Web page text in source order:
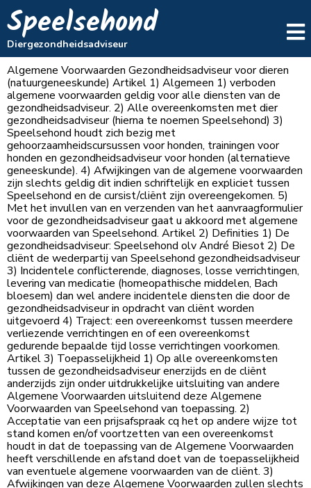
Speelsehond
Diergezondheidsadviseur
Algemene Voorwaarden Gezondheidsadviseur voor dieren
(natuurgeneeskunde) Artikel 1) Algemeen 1) verboden
algemene voorwaarden geldig voor alle diensten van de
gezondheidsadviseur. 2) Alle overeenkomsten met dier
gezondheidsadviseur (hierna te noemen Speelsehond) 3)
Speelsehond houdt zich bezig met
gehoorzaamheidscursussen voor honden, trainingen voor
honden en gezondheidsadviseur voor honden (alternatieve
geneeskunde). 4) Afwijkingen van de algemene voorwaarden
zijn slechts geldig dit indien schriftelijk en expliciet tussen
Speelsehond en de cursist/cliënt zijn overeengekomen. 5)
Met het invullen van en verzenden van het aanvraagformulier
voor de gezondheidsadviseur gaat u akkoord met algemene
voorwaarden van Speelsehond. Artikel 2) Definities 1) De
gezondheidsadviseur: Speelsehond olv André Biesot 2) De
cliënt de wederpartij van Speelsehond gezondheidsadviseur
3) Incidentele conflicterende, diagnoses, losse verrichtingen,
levering van medicatie (homeopathische middelen, Bach
bloesem) dan wel andere incidentele diensten die door de
gezondheidsadviseur in opdracht van cliënt worden
uitgevoerd 4) Traject: een overeenkomst tussen meerdere
verliezende verrichtingen en of een overeenkomst
gedurende bepaalde tijd losse verrichtingen voorkomen.
Artikel 3) Toepasselijkheid 1) Op alle overeenkomsten
tussen de gezondheidsadviseur enerzijds en de cliënt
anderzijds zijn onder uitdrukkelijke uitsluiting van andere
Algemene Voorwaarden uitsluitend deze Algemene
Voorwaarden van Speelsehond van toepassing. 2)
Acceptatie van een prijsafspraak cq het op andere wijze tot
stand komen en/of voortzetten van een overeenkomst
houdt in dat de toepassing van de Algemene Voorwaarden
heeft verschillende en afstand doet van de toepasselijkheid
van eventuele algemene voorwaarden van de cliënt. 3)
Afwijkingen van deze Algemene Voorwaarden zullen slechts